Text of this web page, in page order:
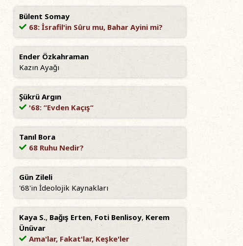
Bülent Somay
68: İsrafil'in Sûru mu, Bahar Ayini mi?
Ender Özkahraman
Kazın Ayağı
Şükrü Argın
'68: “Evden Kaçış“
Tanıl Bora
68 Ruhu Nedir?
Gün Zileli
'68'in İdeolojik Kaynakları
Kaya S., Bağış Erten, Foti Benlisoy, Kerem
Ünüvar
Ama'lar, Fakat'lar, Keşke'ler